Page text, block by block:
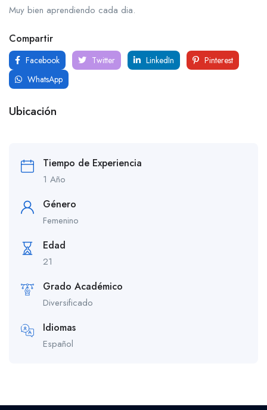
Muy bien aprendiendo cada dia.
Compartir
Facebook Twitter LinkedIn
Pinterest
WhatsApp
Ubicación
Tiempo de Experiencia
1 Año
Género
Femenino
Edad
21
Grado Académico
Diversificado
Idiomas
Español